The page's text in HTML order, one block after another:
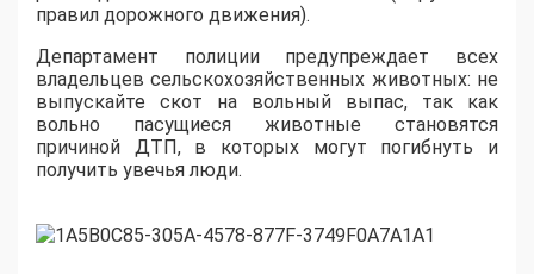
правил дорожного движения).
Департамент полиции предупреждает всех
владельцев сельскохозяйственных животных: не
выпускайте скот на вольный выпас, так как
вольно пасущиеся животные становятся
причиной ДТП, в которых могут погибнуть и
получить увечья люди.